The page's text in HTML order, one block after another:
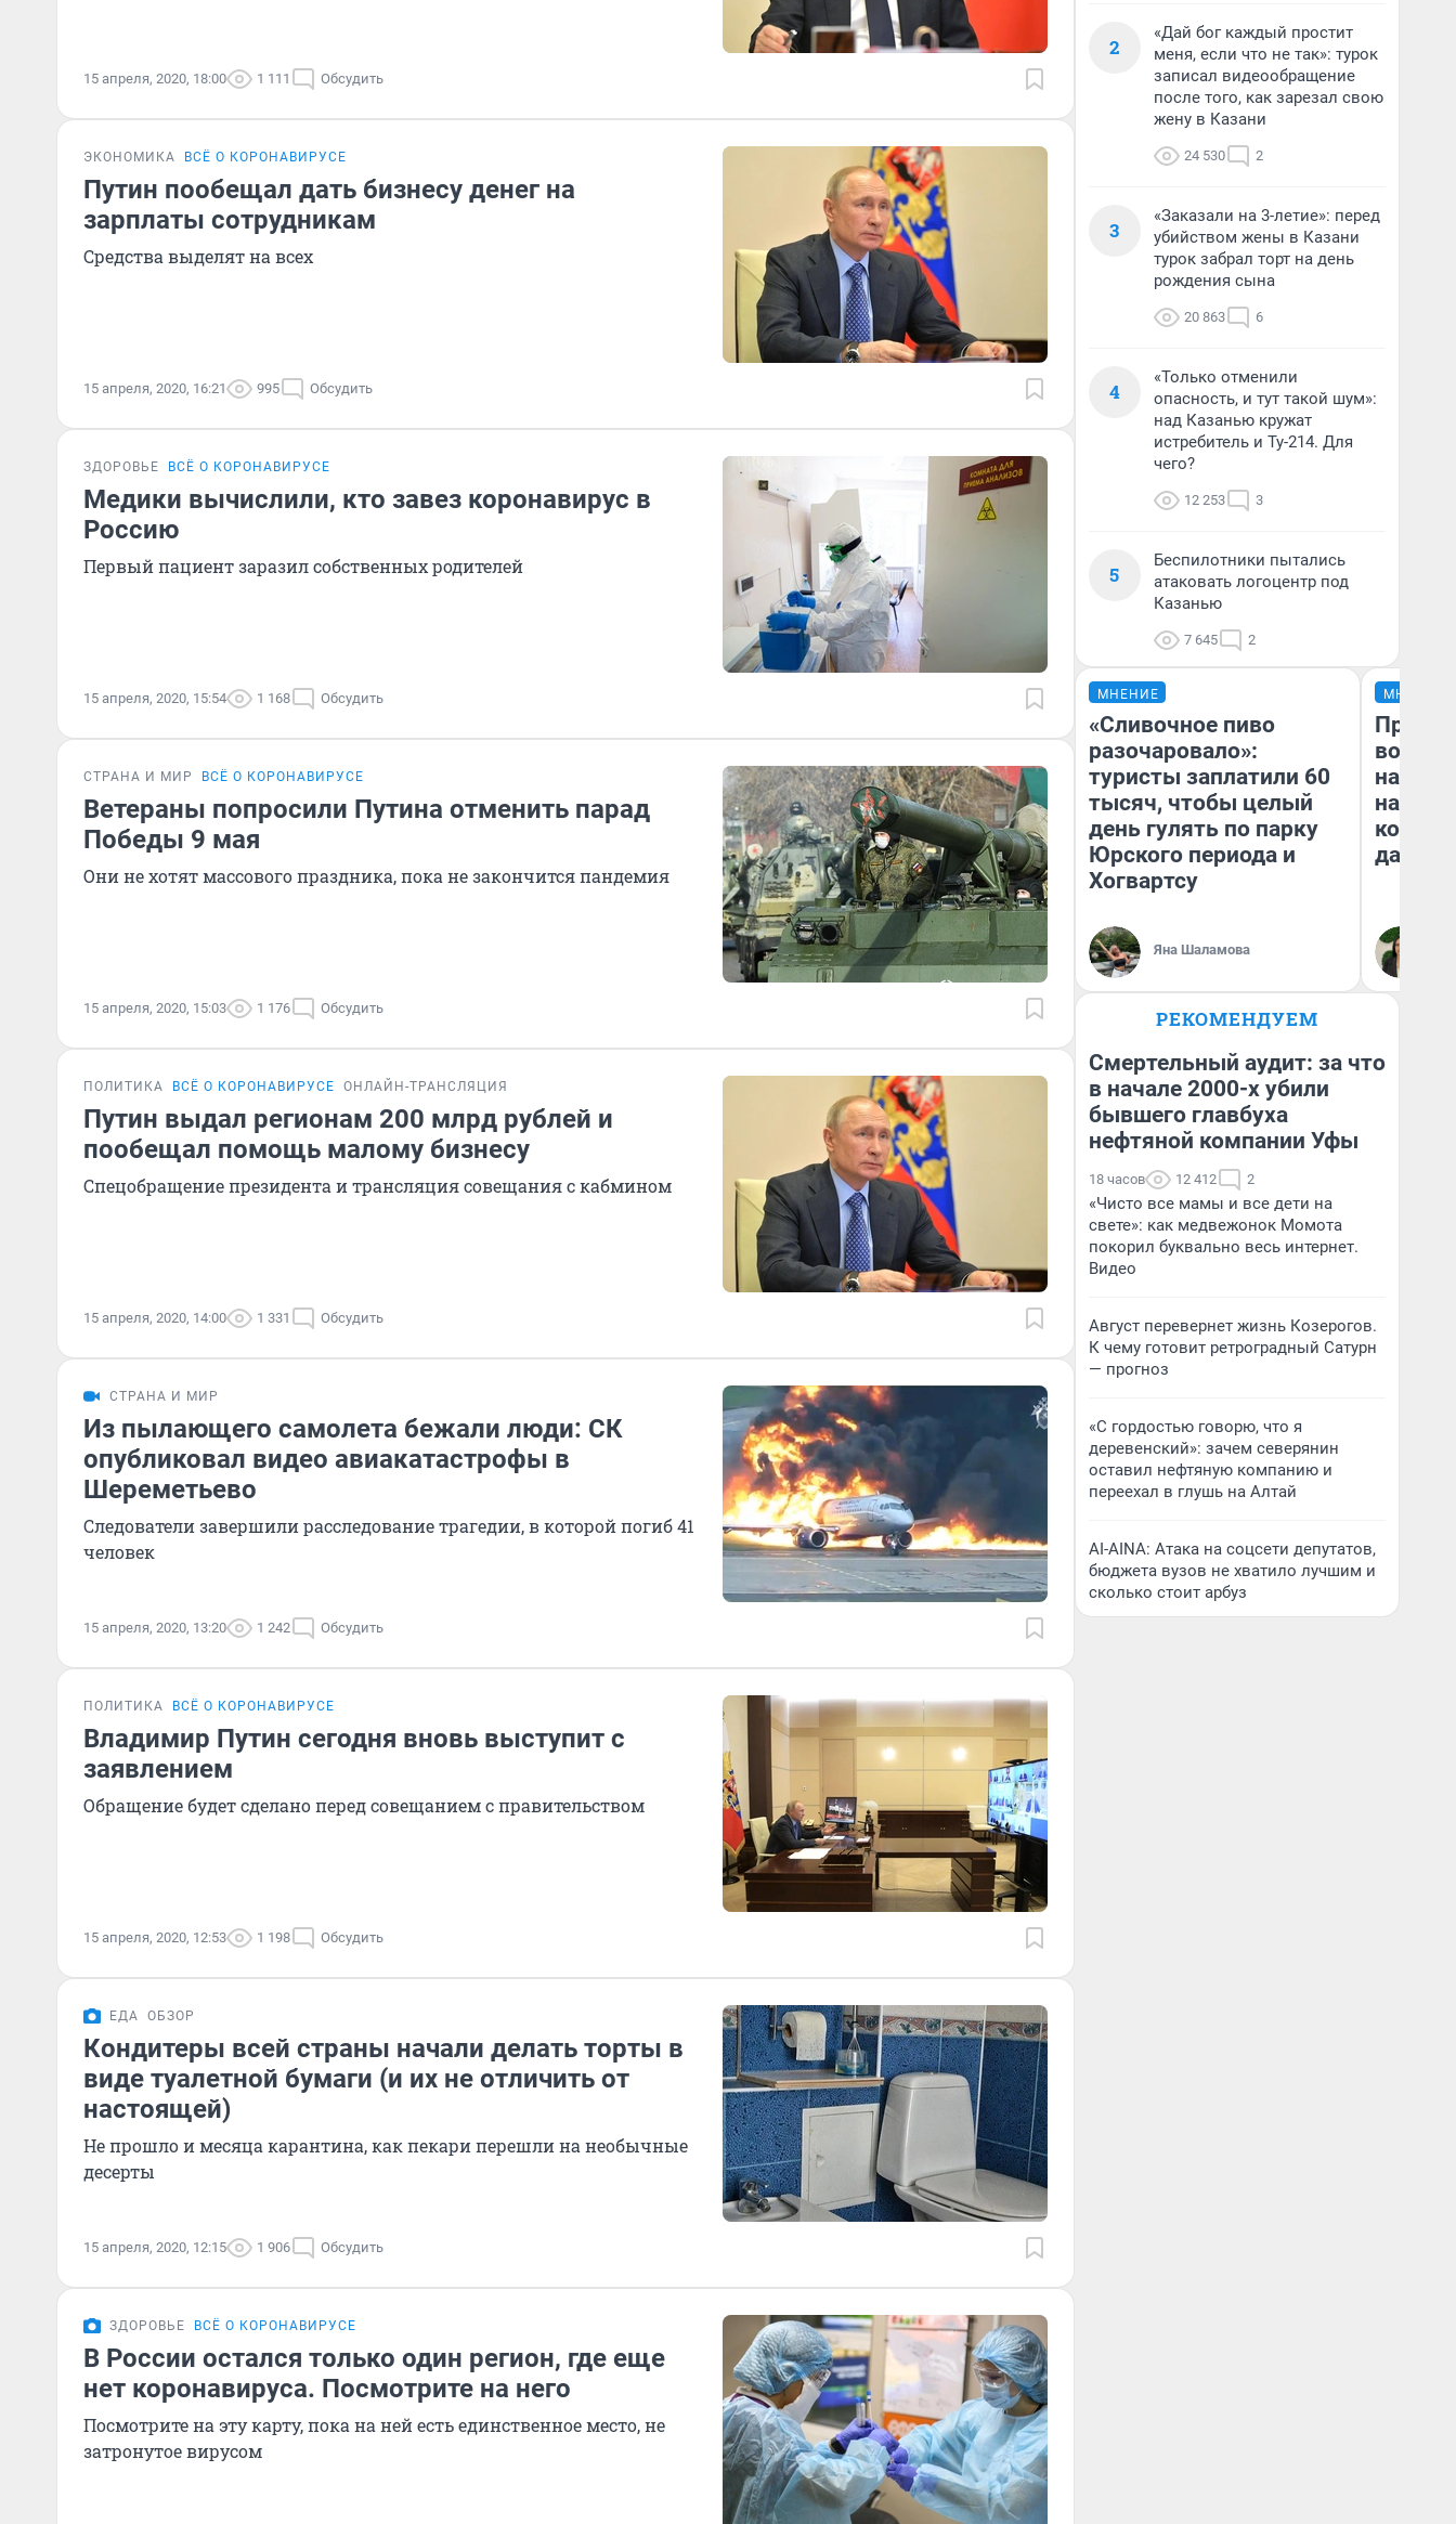
15 апреля, 2020, 18:00 1 111 Обсудить
ЭКОНОМИКА ВСЁ О КОРОНАВИРУСЕ
Путин пообещал дать бизнесу денег на
зарплаты сотрудникам
Средства выделят на всех
15 апреля, 2020, 16:21 995 Обсудить
ЗДОРОВЬЕ ВСЁ О КОРОНАВИРУСЕ
Медики вычислили, кто завез коронавирус в
Россию
Первый пациент заразил собственных родителей
15 апреля, 2020, 15:54 1 168 Обсудить
СТРАНА И МИР ВСЁ О КОРОНАВИРУСЕ
Ветераны попросили Путина отменить парад
Победы 9 мая
Они не хотят массового праздника, пока не закончится пандемия
15 апреля, 2020, 15:03 1 176 Обсудить
ПОЛИТИКА ВСЁ О КОРОНАВИРУСЕ ОНЛАЙН-ТРАНСЛЯЦИЯ
Путин выдал регионам 200 млрд рублей и
пообещал помощь малому бизнесу
Спецобращение президента и трансляция совещания с кабмином
15 апреля, 2020, 14:00 1 331 Обсудить
СТРАНА И МИР
Из пылающего самолета бежали люди: СК
опубликовал видео авиакатастрофы в
Шереметьево
Следователи завершили расследование трагедии, в которой погиб 41
человек
15 апреля, 2020, 13:20 1 242 Обсудить
ПОЛИТИКА ВСЁ О КОРОНАВИРУСЕ
Владимир Путин сегодня вновь выступит с
заявлением
Обращение будет сделано перед совещанием с правительством
15 апреля, 2020, 12:53 1 198 Обсудить
ЕДА ОБЗОР
Кондитеры всей страны начали делать торты в
виде туалетной бумаги (и их не отличить от
настоящей)
Не прошло и месяца карантина, как пекари перешли на необычные
десерты
15 апреля, 2020, 12:15 1 906 Обсудить
ЗДОРОВЬЕ ВСЁ О КОРОНАВИРУСЕ
В России остался только один регион, где еще
нет коронавируса. Посмотрите на него
Посмотрите на эту карту, пока на ней есть единственное место, не
затронутое вирусом
2
«Дай бог каждый простит
меня, если что не так»: турок
записал видеообращение
после того, как зарезал свою
жену в Казани
24 530 2
3
«Заказали на 3-летие»: перед
убийством жены в Казани
турок забрал торт на день
рождения сына
20 863 6
4
«Только отменили
опасность, и тут такой шум»:
над Казанью кружат
истребитель и Ту-214. Для
чего?
12 253 3
5
Беспилотники пытались
атаковать логоцентр под
Казанью
7 645 2
МНЕНИЕ
«Сливочное пиво
разочаровало»:
туристы заплатили 60
тысяч, чтобы целый
день гулять по парку
Юрского периода и
Хогвартсу
Яна Шаламова
МНЕНИЕ
нам
даже
РЕКОМЕНДУЕМ
Смертельный аудит: за что
в начале 2000-х убили
бывшего главбуха
нефтяной компании Уфы
18 часов 12 412 2
«Чисто все мамы и все дети на
свете»: как медвежонок Момота
покорил буквально весь интернет.
Видео
Август перевернет жизнь Козерогов.
К чему готовит ретроградный Сатурн
— прогноз
«С гордостью говорю, что я
деревенский»: зачем северянин
оставил нефтяную компанию и
переехал в глушь на Алтай
AI-AINA: Атака на соцсети депутатов,
бюджета вузов не хватило лучшим и
сколько стоит арбуз